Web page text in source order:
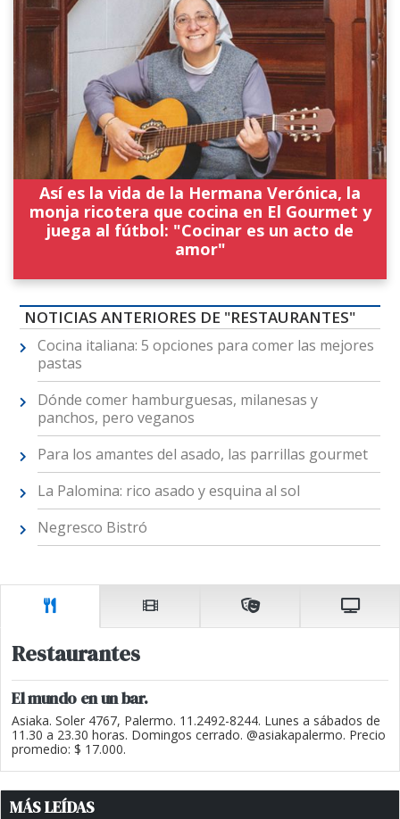
Así es la vida de la Hermana Verónica, la
monja ricotera que cocina en El Gourmet y
juega al fútbol: "Cocinar es un acto de
amor"
NOTICIAS ANTERIORES DE "RESTAURANTES"
Cocina italiana: 5 opciones para comer las mejores
pastas
Dónde comer hamburguesas, milanesas y
panchos, pero veganos
Para los amantes del asado, las parrillas gourmet
La Palomina: rico asado y esquina al sol
Negresco Bistró
Restaurantes
El mundo en un bar.
Asiaka. Soler 4767, Palermo. 11.2492-8244. Lunes a sábados de
11.30 a 23.30 horas. Domingos cerrado. @asiakapalermo. Precio
promedio: $ 17.000.
MÁS LEÍDAS